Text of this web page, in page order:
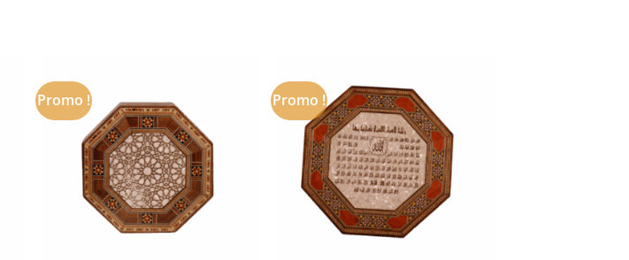
Promo ! Promo !